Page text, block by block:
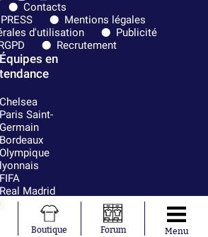
Contacts
Mentions légales
d'utilisation
Publicité
Recrutement
Équipes en
tendance
Chelsea
Paris Saint-
Germain
Bordeaux
Olympique
lyonnais
FIFA
Real Madrid
Strasbourg
AC Milan
Boutique Forum Menu